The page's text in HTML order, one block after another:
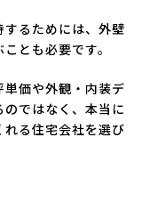
るためには、外壁
とも必要です。
価や外観・内装デ
ではなく、本当に
る住宅会社を選び